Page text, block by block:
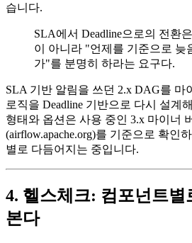
습니다.
SLA에서 Deadline으로의 전환
이 아니라 "언제를 기준으로 늦
가"를 분명히 하라는 요구다.
SLA 기반 알림을 쓰던 2.x DAG를 마
로직을 Deadline 기반으로 다시 설계
형태와 옵션은 사용 중인 3.x 마이너
(airflow.apache.org)를 기준으로 확인
별로 다듬어지는 중입니다.
4. 헬스체크: 컴포넌트별
본다